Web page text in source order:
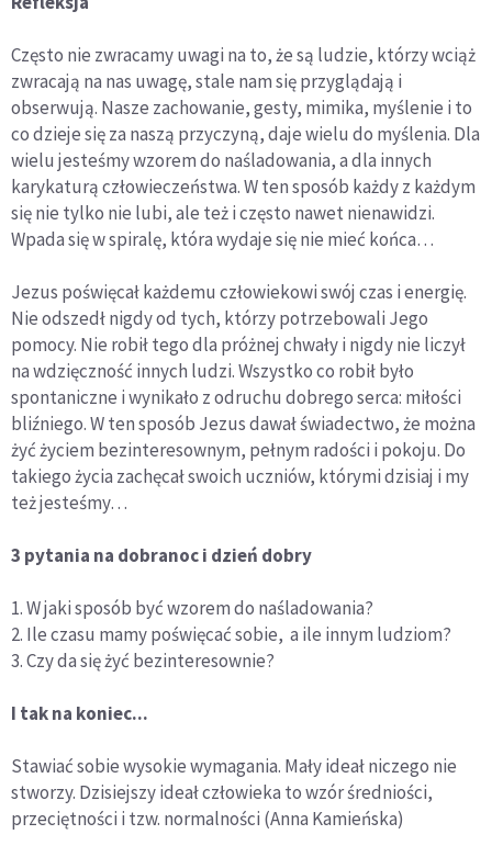
Często nie zwracamy uwagi na to, że są ludzie, którzy wciąż
zwracają na nas uwagę, stale nam się przyglądają i
obserwują. Nasze zachowanie, gesty, mimika, myślenie i to
co dzieje się za naszą przyczyną, daje wielu do myślenia. Dla
wielu jesteśmy wzorem do naśladowania, a dla innych
karykaturą człowieczeństwa. W ten sposób każdy z każdym
się nie tylko nie lubi, ale też i często nawet nienawidzi.
Wpada się w spiralę, która wydaje się nie mieć końca…
Jezus poświęcał każdemu człowiekowi swój czas i energię.
Nie odszedł nigdy od tych, którzy potrzebowali Jego
pomocy. Nie robił tego dla próżnej chwały i nigdy nie liczył
na wdzięczność innych ludzi. Wszystko co robił było
spontaniczne i wynikało z odruchu dobrego serca: miłości
bliźniego. W ten sposób Jezus dawał świadectwo, że można
żyć życiem bezinteresownym, pełnym radości i pokoju. Do
takiego życia zachęcał swoich uczniów, którymi dzisiaj i my
też jesteśmy…
3 pytania na dobranoc i dzień dobry
1. W jaki sposób być wzorem do naśladowania?
2. Ile czasu mamy poświęcać sobie, a ile innym ludziom?
3. Czy da się żyć bezinteresownie?
I tak na koniec...
Stawiać sobie wysokie wymagania. Mały ideał niczego nie
stworzy. Dzisiejszy ideał człowieka to wzór średniości,
przeciętności i tzw. normalności (Anna Kamieńska)